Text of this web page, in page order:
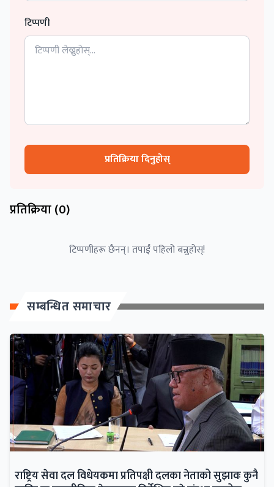
टिप्पणी
प्रतिक्रिया दिनुहोस्
प्रतिक्रिया (0)
टिप्पणीहरू छैनन्। तपाईं पहिलो बन्नुहोस्!
सम्बन्धित समाचार
राष्ट्रिय सेवा दल विधेयकमा प्रतिपक्षी दलका नेताको सुझावः कुनै